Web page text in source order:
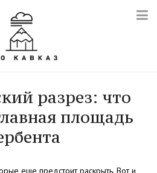
разрез: что
площадь
еще предстоит раскрыть. Вот и